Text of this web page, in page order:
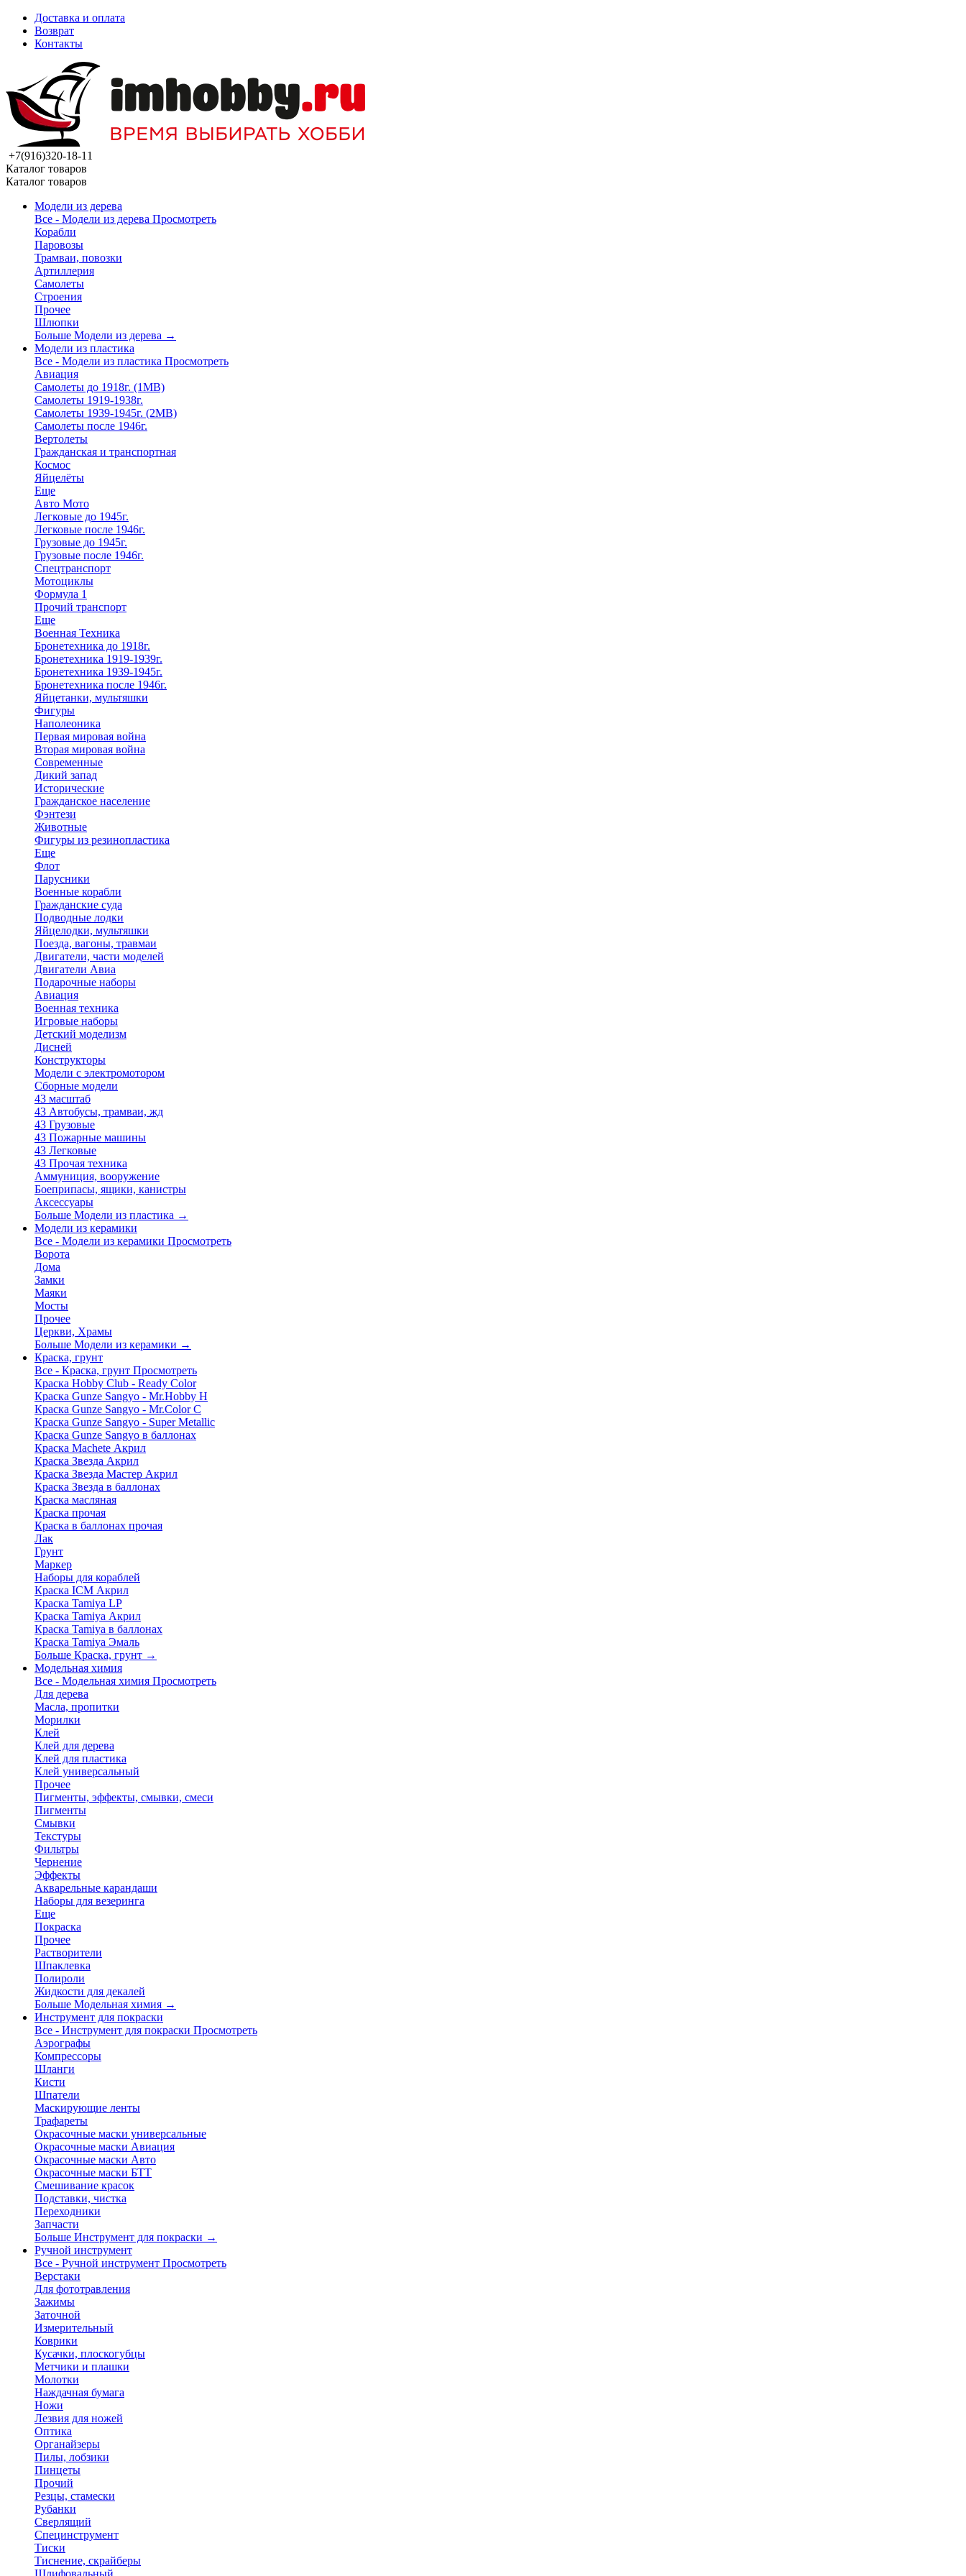
Доставка и оплата
Возврат
Контакты
+7(916)320-18-11
Каталог товаров
Каталог товаров
Модели из дерева
Все - Модели из дерева Просмотреть
Корабли
Паровозы
Трамваи, повозки
Артиллерия
Самолеты
Строения
Прочее
Шлюпки
Больше Модели из дерева →
Модели из пластика
Все - Модели из пластика Просмотреть
Авиация
Самолеты до 1918г. (1МВ)
Самолеты 1919-1938г.
Самолеты 1939-1945г. (2МВ)
Самолеты после 1946г.
Вертолеты
Гражданская и транспортная
Космос
Яйцелёты
Еще
Авто Мото
Легковые до 1945г.
Легковые после 1946г.
Грузовые до 1945г.
Грузовые после 1946г.
Спецтранспорт
Мотоциклы
Формула 1
Прочий транспорт
Еще
Военная Техника
Бронетехника до 1918г.
Бронетехника 1919-1939г.
Бронетехника 1939-1945г.
Бронетехника после 1946г.
Яйцетанки, мультяшки
Фигуры
Наполеоника
Первая мировая война
Вторая мировая война
Современные
Дикий запад
Исторические
Гражданское население
Фэнтези
Животные
Фигуры из резинопластика
Еще
Флот
Парусники
Военные корабли
Гражданские суда
Подводные лодки
Яйцелодки, мультяшки
Поезда, вагоны, травмаи
Двигатели, части моделей
Двигатели Авиа
Подарочные наборы
Авиация
Военная техника
Игровые наборы
Детский моделизм
Дисней
Конструкторы
Модели с электромотором
Сборные модели
43 масштаб
43 Автобусы, трамваи, жд
43 Грузовые
43 Пожарные машины
43 Легковые
43 Прочая техника
Аммуниция, вооружение
Боеприпасы, ящики, канистры
Аксессуары
Больше Модели из пластика →
Модели из керамики
Все - Модели из керамики Просмотреть
Ворота
Дома
Замки
Маяки
Мосты
Прочее
Церкви, Храмы
Больше Модели из керамики →
Краска, грунт
Все - Краска, грунт Просмотреть
Краска Hobby Club - Ready Color
Краска Gunze Sangyo - Mr.Hobby H
Краска Gunze Sangyo - Mr.Color C
Краска Gunze Sangyo - Super Metallic
Краска Gunze Sangyo в баллонах
Краска Machete Акрил
Краска Звезда Акрил
Краска Звезда Мастер Акрил
Краска Звезда в баллонах
Краска масляная
Краска прочая
Краска в баллонах прочая
Лак
Грунт
Маркер
Наборы для кораблей
Краска ICM Акрил
Краска Tamiya LP
Краска Tamiya Акрил
Краска Tamiya в баллонах
Краска Tamiya Эмаль
Больше Краска, грунт →
Модельная химия
Все - Модельная химия Просмотреть
Для дерева
Масла, пропитки
Морилки
Клей
Клей для дерева
Клей для пластика
Клей универсальный
Прочее
Пигменты, эффекты, смывки, смеси
Пигменты
Смывки
Текстуры
Фильтры
Чернение
Эффекты
Акварельные карандаши
Наборы для везеринга
Еще
Покраска
Прочее
Растворители
Шпаклевка
Полироли
Жидкости для декалей
Больше Модельная химия →
Инструмент для покраски
Все - Инструмент для покраски Просмотреть
Аэрографы
Компрессоры
Шланги
Кисти
Шпатели
Маскирующие ленты
Трафареты
Окрасочные маски универсальные
Окрасочные маски Авиация
Окрасочные маски Авто
Окрасочные маски БТТ
Смешивание красок
Подставки, чистка
Переходники
Запчасти
Больше Инструмент для покраски →
Ручной инструмент
Все - Ручной инструмент Просмотреть
Верстаки
Для фототравления
Зажимы
Заточной
Измерительный
Коврики
Кусачки, плоскогубцы
Метчики и плашки
Молотки
Наждачная бумага
Ножи
Лезвия для ножей
Оптика
Органайзеры
Пилы, лобзики
Пинцеты
Прочий
Резцы, стамески
Рубанки
Сверлящий
Специнструмент
Тиски
Тиснение, скрайберы
Шлифовальный